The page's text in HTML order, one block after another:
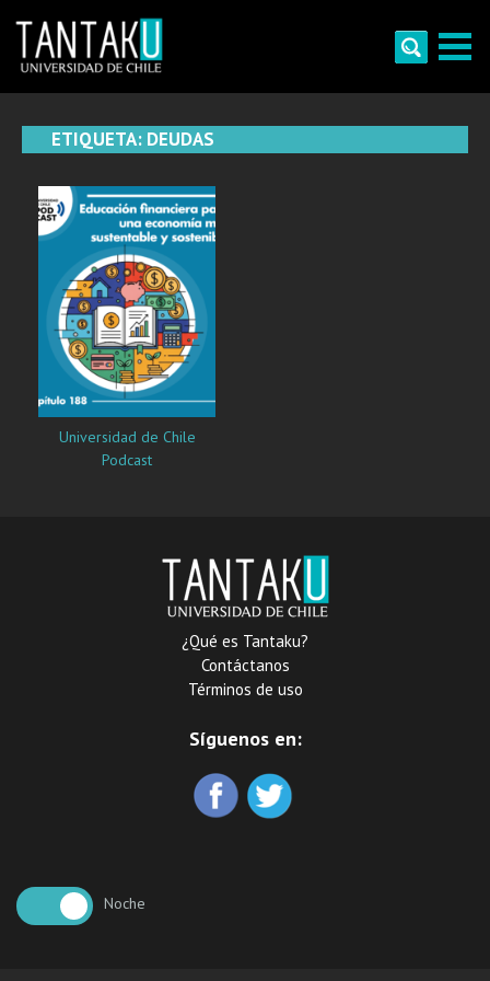
content
ETIQUETA: DEUDAS
Universidad de Chile
Podcast
¿Qué es Tantaku?
Contáctanos
Términos de uso
Síguenos en:
Noche